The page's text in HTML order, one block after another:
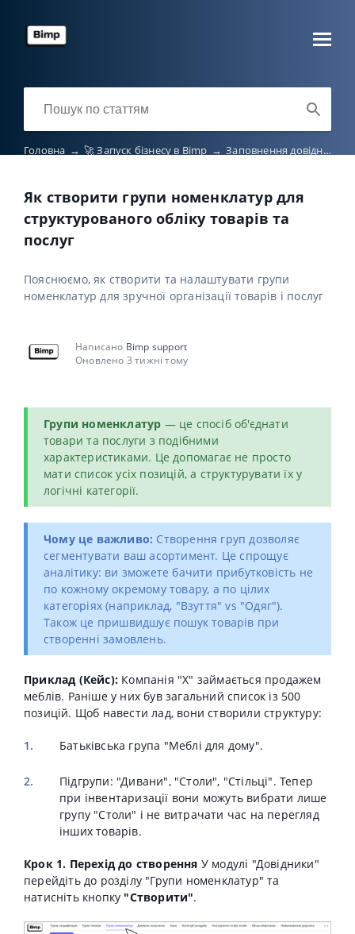
Головна → 🚀 Запуск бізнесу в Bimp → Заповнення довідників
Як створити групи номенклатур для
структурованого обліку товарів та
послуг
Пояснюємо, як створити та налаштувати групи
номенклатур для зручної організації товарів і послуг
Написано Bimp support
Оновлено 3 тижні тому
Групи номенклатур — це спосіб об'єднати
товари та послуги з подібними
характеристиками. Це допомагає не просто
мати список усіх позицій, а структурувати їх у
логічні категорії.
Чому це важливо: Створення груп дозволяє
сегментувати ваш асортимент. Це спрощує
аналітику: ви зможете бачити прибутковість не
по кожному окремому товару, а по цілих
категоріях (наприклад, "Взуття" vs "Одяг").
Також це пришвидшує пошук товарів при
створенні замовлень.
Приклад (Кейс): Компанія "X" займається продажем
меблів. Раніше у них був загальний список із 500
позицій. Щоб навести лад, вони створили структуру:
Батьківська група "Меблі для дому".
Підгрупи: "Дивани", "Столи", "Стільці". Тепер
при інвентаризації вони можуть вибрати лише
групу "Столи" і не витрачати час на перегляд
інших товарів.
Крок 1. Перехід до створення У модулі "Довідники"
перейдіть до розділу "Групи номенклатур" та
натисніть кнопку "Створити".